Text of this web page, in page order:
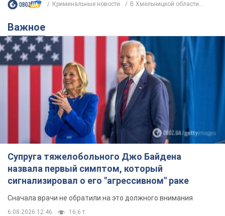
Криминальные новости В Хмельницкой области...
Важное
Супруга тяжелобольного Джо Байдена
назвала первый симптом, который
сигнализировал о его "агрессивном" раке
Сначала врачи не обратили на это должного внимания
6.08.2026 12:46 16,6 т.